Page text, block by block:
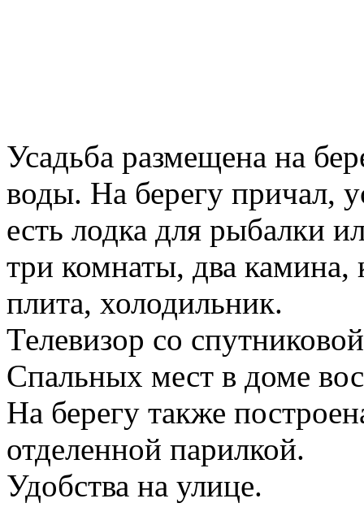
Усадьба размещена на
воды. На берегу причал,
есть лодка для рыбалки
три комнаты, два камина,
плита, холодильник.
Телевизор со
Спальных мест в доме
На берегу также
отделенной парилкой.
Удобства на улице.